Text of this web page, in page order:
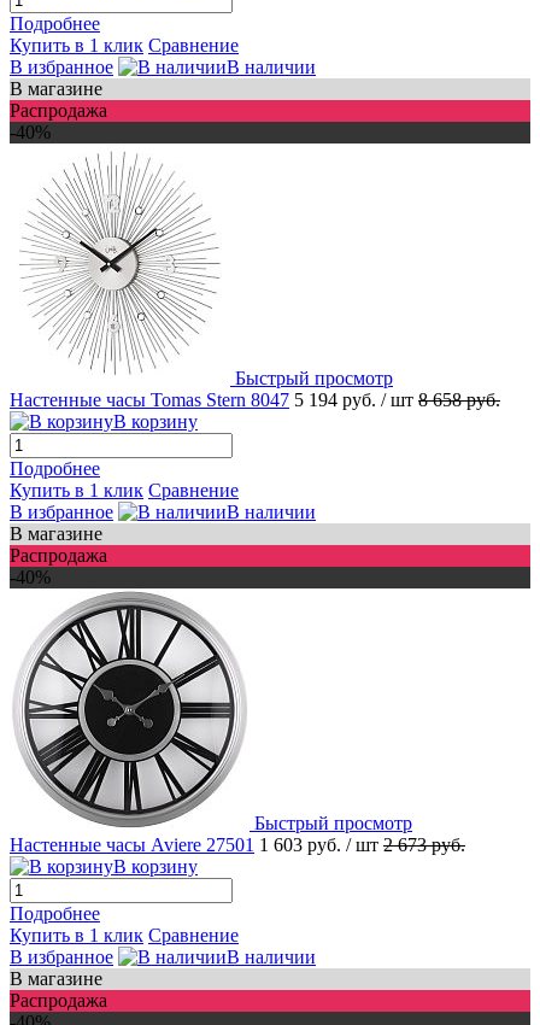
Подробнее
Купить в 1 клик Сравнение
В избранное
В наличии
В магазине
Распродажа
-40%
Быстрый просмотр
Настенные часы Tomas Stern 8047 5 194 руб. / шт 8 658 руб.
В корзину
Подробнее
Купить в 1 клик Сравнение
В избранное
В наличии
В магазине
Распродажа
-40%
Быстрый просмотр
Настенные часы Aviere 27501 1 603 руб. / шт 2 673 руб.
В корзину
Подробнее
Купить в 1 клик Сравнение
В избранное
В наличии
В магазине
Распродажа